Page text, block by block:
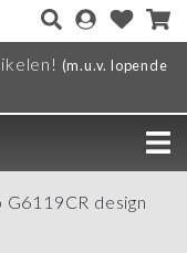
(m.u.v. lopende
G6119CR design